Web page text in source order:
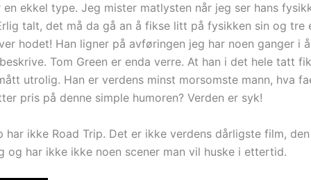
en ekkel type. Jeg mister matlysten når jeg ser hans
talt, det må da gå an å fikse litt på fysikken sin og tre
hodet! Han ligner på avføringen jeg har noen ganger i
Tom Green er enda verre. At han i det hele tatt
utrolig. Han er verdens minst morsomste mann, hva
pris på denne simple humoren? Verden er syk!
har ikke Road Trip. Det er ikke verdens dårligste film,
og har ikke ikke noen scener man vil huske i ettertid.